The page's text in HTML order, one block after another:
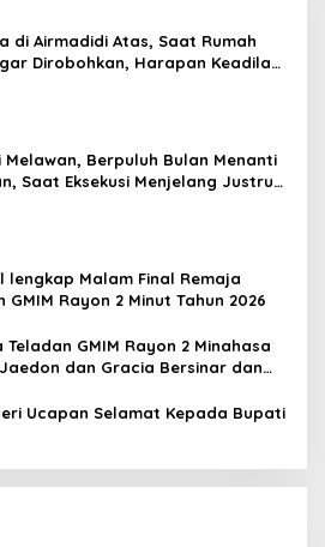
di Airmadidi Atas, Saat Rumah
Dirobohkan, Harapan Keadilan
Melawan, Berpuluh Bulan Menanti
Saat Eksekusi Menjelang Justru
lengkap Malam Final Remaja
GMIM Rayon 2 Minut Tahun 2026
Teladan GMIM Rayon 2 Minahasa
dan Gracia Bersinar dan
Ucapan Selamat Kepada Bupati